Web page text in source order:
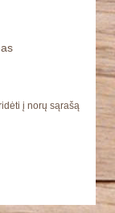
į norų sąrašą